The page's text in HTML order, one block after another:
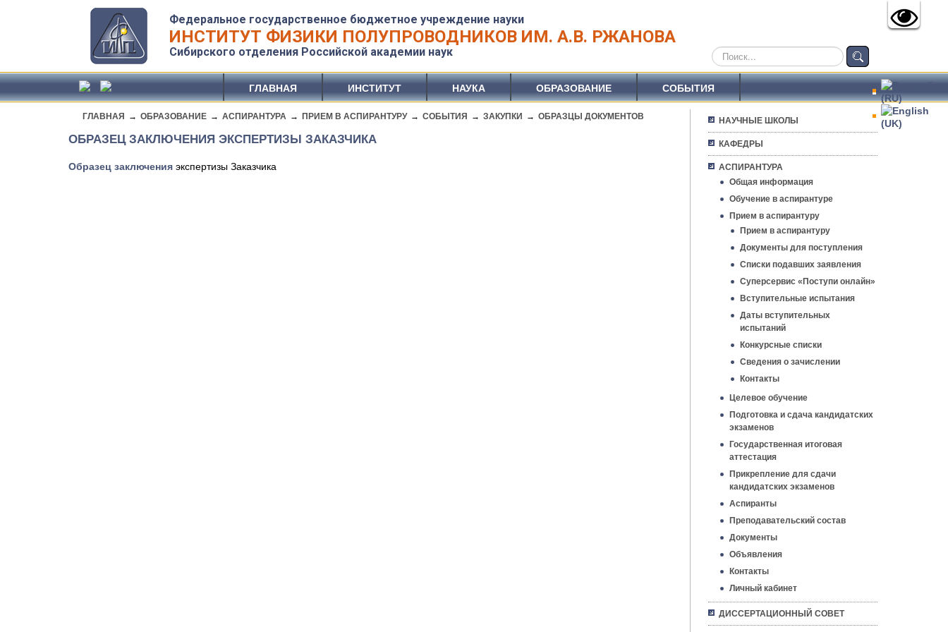
Искать...
Федеральное государственное бюджетное учреждение науки
ИНСТИТУТ ФИЗИКИ ПОЛУПРОВОДНИКОВ ИМ. А.В. РЖАНОВА
Сибирского отделения Российской академии наук
ГЛАВНАЯ ИНСТИТУТ НАУКА ОБРАЗОВАНИЕ СОБЫТИЯ
ГЛАВНАЯ → ОБРАЗОВАНИЕ → АСПИРАНТУРА → ПРИЕМ В АСПИРАНТУРУ → СОБЫТИЯ → ЗАКУПКИ → ОБРАЗЦЫ ДОКУМЕНТОВ
ОБРАЗЕЦ ЗАКЛЮЧЕНИЯ ЭКСПЕРТИЗЫ ЗАКАЗЧИКА
Образец заключения экспертизы Заказчика
НАУЧНЫЕ ШКОЛЫ
КАФЕДРЫ
АСПИРАНТУРА
Общая информация
Обучение в аспирантуре
Прием в аспирантуру
Прием в аспирантуру
Документы для поступления
Списки подавших заявления
Суперсервис «Поступи онлайн»
Вступительные испытания
Даты вступительных
испытаний
Конкурсные списки
Сведения о зачислении
Контакты
Целевое обучение
Подготовка и сдача кандидатских
экзаменов
Государственная итоговая
аттестация
Прикрепление для сдачи
кандидатских экзаменов
Аспиранты
Преподавательский состав
Документы
Объявления
Контакты
Личный кабинет
ДИССЕРТАЦИОННЫЙ СОВЕТ